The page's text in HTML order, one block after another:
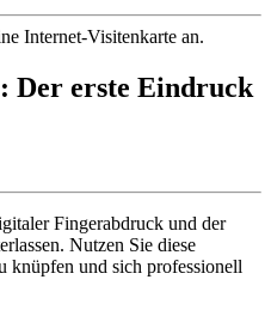
Der erste Eindruck
Fingerabdruck und der
Nutzen Sie diese
knüpfen und sich professionell